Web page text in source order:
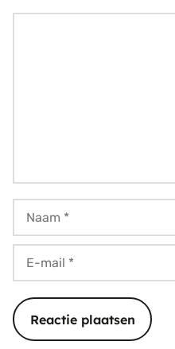
mail